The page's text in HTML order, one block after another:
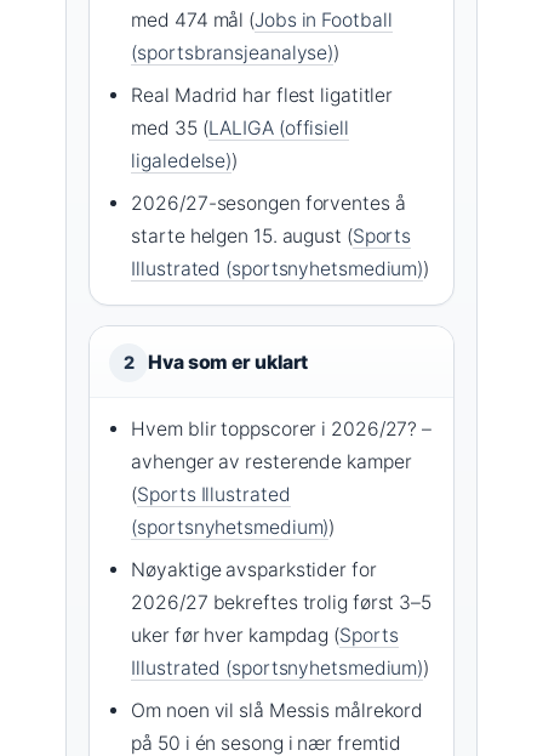
med 474 mål (Jobs in Football
(sportsbransjeanalyse))
Real Madrid har flest ligatitler
med 35 (LALIGA (offisiell
ligaledelse))
2026/27-sesongen forventes å
starte helgen 15. august (Sports
Illustrated (sportsnyhetsmedium))
2 Hva som er uklart
Hvem blir toppscorer i 2026/27? –
avhenger av resterende kamper
(Sports Illustrated
(sportsnyhetsmedium))
Nøyaktige avsparkstider for
2026/27 bekreftes trolig først 3–5
uker før hver kampdag (Sports
Illustrated (sportsnyhetsmedium))
Om noen vil slå Messis målrekord
på 50 i én sesong i nær fremtid